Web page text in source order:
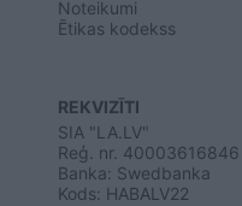
Noteikumi
Ētikas kodekss
REKVIZĪTI
SIA "LA.LV"
Reģ. nr. 40003616846
Banka: Swedbanka
Kods: HABALV22